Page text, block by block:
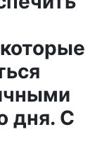
дня. С